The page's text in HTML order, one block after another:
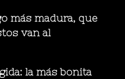
más madura, que
van al
la más bonita